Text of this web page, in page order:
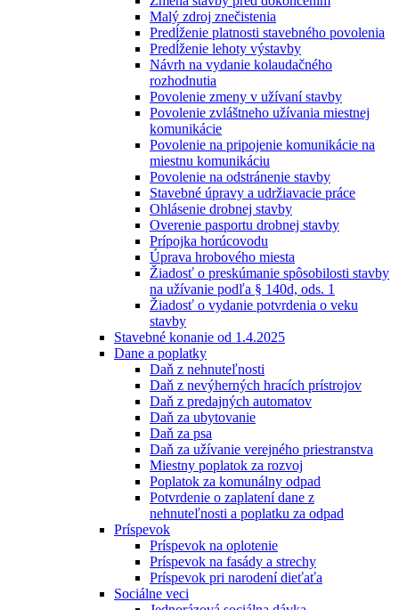
Malý zdroj znečistenia
Predĺženie platnosti stavebného povolenia
Predĺženie lehoty výstavby
Návrh na vydanie kolaudačného
rozhodnutia
Povolenie zmeny v užívaní stavby
Povolenie zvláštneho užívania miestnej
komunikácie
Povolenie na pripojenie komunikácie na
miestnu komunikáciu
Povolenie na odstránenie stavby
Stavebné úpravy a udržiavacie práce
Ohlásenie drobnej stavby
Overenie pasportu drobnej stavby
Prípojka horúcovodu
Úprava hrobového miesta
Žiadosť o preskúmanie spôsobilosti stavby
na užívanie podľa § 140d, ods. 1
Žiadosť o vydanie potvrdenia o veku
stavby
Stavebné konanie od 1.4.2025
Dane a poplatky
Daň z nehnuteľnosti
Daň z nevýherných hracích prístrojov
Daň z predajných automatov
Daň za ubytovanie
Daň za psa
Daň za užívanie verejného priestranstva
Miestny poplatok za rozvoj
Poplatok za komunálny odpad
Potvrdenie o zaplatení dane z
nehnuteľnosti a poplatku za odpad
Príspevok
Príspevok na oplotenie
Príspevok na fasády a strechy
Príspevok pri narodení dieťaťa
Sociálne veci